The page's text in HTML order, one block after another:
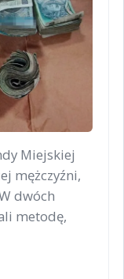
Miejskiej
mężczyźni,
dwóch
metodę,